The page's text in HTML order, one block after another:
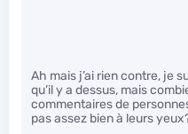
Ah mais j’ai rien contre, je
qu’il y a dessus, mais
commentaires de
pas assez bien à leurs